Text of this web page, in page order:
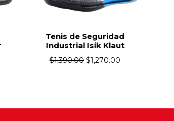
Tenis de Seguridad
Industrial Isik TT
$1,390.00 $1,270.00